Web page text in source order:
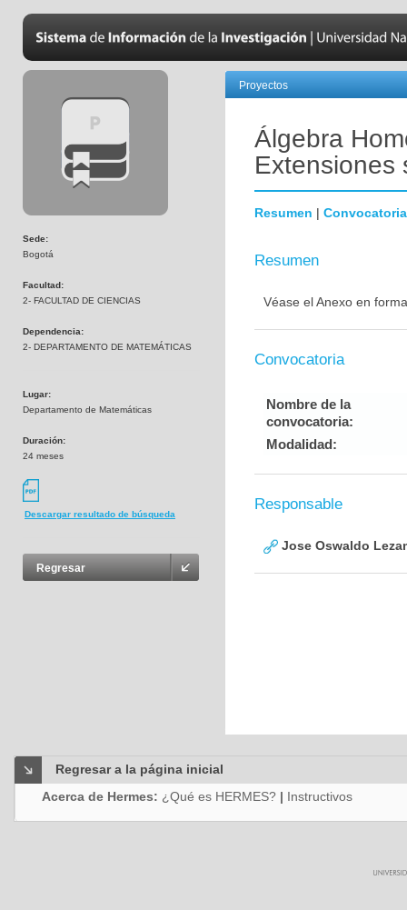
Sede:
Bogotá
Facultad:
2- FACULTAD DE CIENCIAS
Dependencia:
2- DEPARTAMENTO DE MATEMÁTICAS
Lugar:
Departamento de Matemáticas
Duración:
24 meses
Descargar resultado de búsqueda
Regresar
Proyectos
Álgebra
Extensiones
Resumen | Convocatoria
Resumen
Véase el Anexo en
Convocatoria
Nombre de la
convocatoria:
Modalidad:
Responsable
Jose Oswaldo
Regresar a la página inicial
Acerca de Hermes: ¿Qué es HERMES? | Instructivos